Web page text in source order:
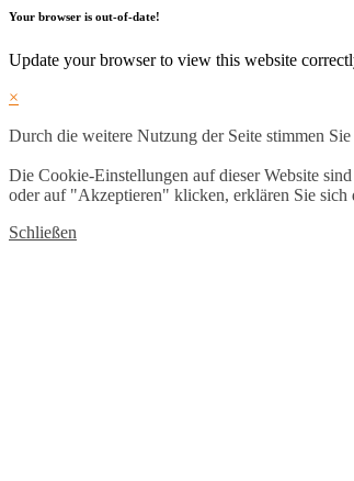
Your browser is out-of-date!
Update your browser to view this website
×
Durch die weitere Nutzung der Seite stimmen
Die Cookie-Einstellungen auf dieser Website
oder auf "Akzeptieren" klicken, erklären Sie sich
Schließen